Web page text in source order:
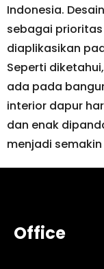
Indonesia.
sebagai
diaplikasikan
Seperti
ada pada
interior dapur
dan enak
menjadi
Office